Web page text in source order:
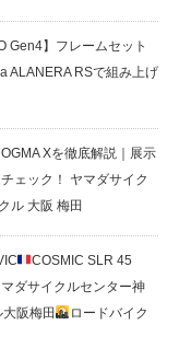
Gen4】フレームセット
ALANERA RSで組み上げ
Xを徹底解説｜展示
ェック！ ヤマダサイク
ル 大阪 梅田
COSMIC SLR 45
ダサイクルセンター神
阪梅田
ロードバイク